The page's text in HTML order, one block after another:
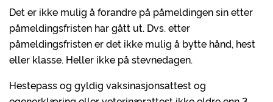
Det er ikke mulig å forandre på påmeldingen sin etter
påmeldingsfristen har gått ut. Dvs. etter
påmeldingsfristen er det ikke mulig å bytte hånd, hest
eller klasse. Heller ikke på stevnedagen.
Hestepass og gyldig vaksinasjonsattest og